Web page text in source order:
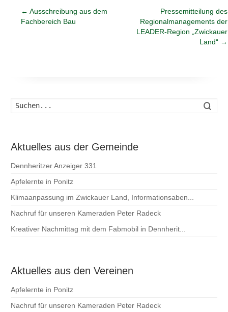
← Ausschreibung aus dem
Fachbereich Bau
Pressemitteilung des
Regionalmanagements der
LEADER-Region „Zwickauer
Land“ →
Aktuelles aus der Gemeinde
Dennheritzer Anzeiger 331
Apfelernte in Ponitz
Klimaanpassung im Zwickauer Land, Informationsaben...
Nachruf für unseren Kameraden Peter Radeck
Kreativer Nachmittag mit dem Fabmobil in Dennherit...
Aktuelles aus den Vereinen
Apfelernte in Ponitz
Nachruf für unseren Kameraden Peter Radeck